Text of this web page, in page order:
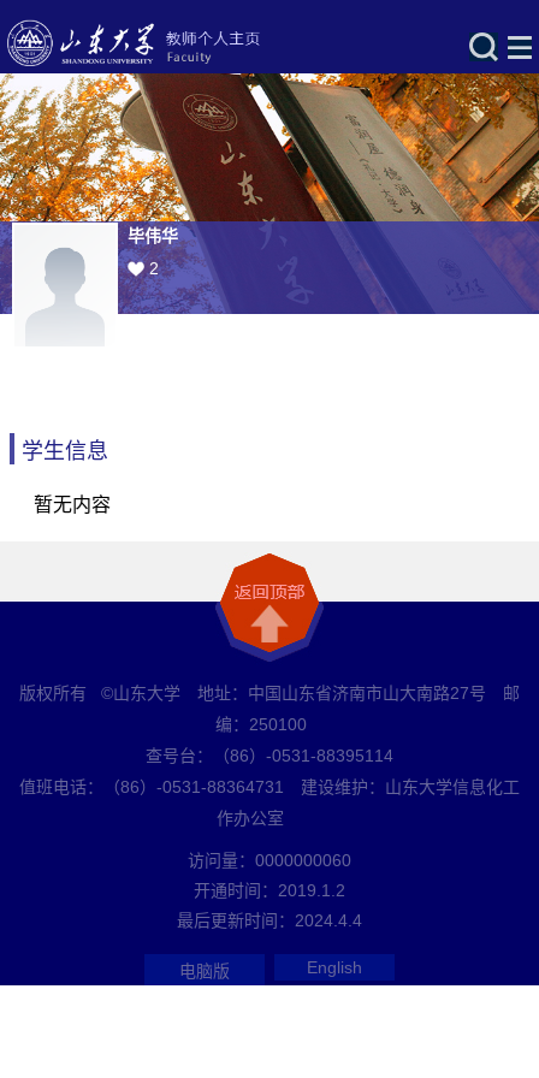
毕伟华
2
学生信息
暂无内容
版权所有 ©山东大学 地址：中国山东省济南市山大南路27号 邮
编：250100
查号台：（86）-0531-88395114
值班电话：（86）-0531-88364731 建设维护：山东大学信息化工
作办公室
访问量： 0000000060
开通时间： 2019 1 2
最后更新时间： 2024 4 4
电脑版 English